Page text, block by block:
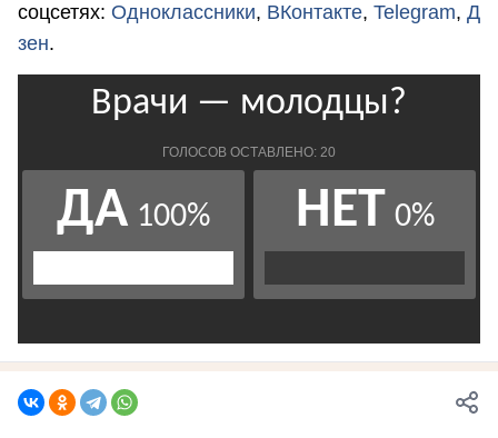
соцсетях: Одноклассники, ВКонтакте, Telegram, Д
зен.